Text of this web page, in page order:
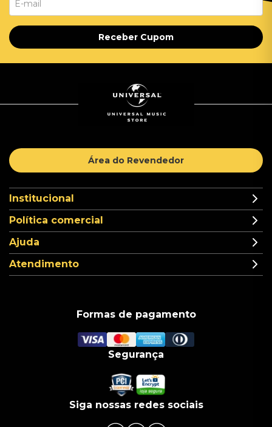
Receber Cupom
Área do Revendedor
Institucional
Política comercial
Ajuda
Atendimento
Formas de pagamento
Segurança
Siga nossas redes sociais